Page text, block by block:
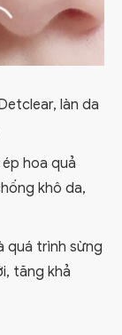
làn da
hoa quả
khô da,
quá trình sừng
tăng khả